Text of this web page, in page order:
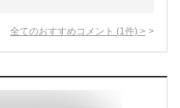
全てのおすすめコメント (1 件) >